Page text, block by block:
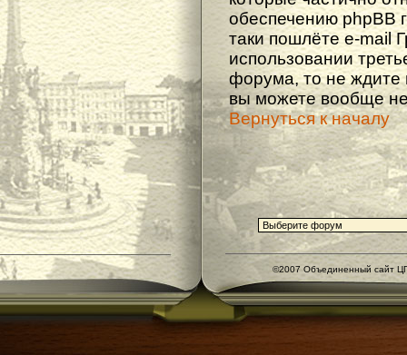
обеспечению phpBB
таки пошлёте e-mail
использовании
форума, то не ждите
вы можете вообще не
Вернуться к началу
©2007 Объединенный сайт